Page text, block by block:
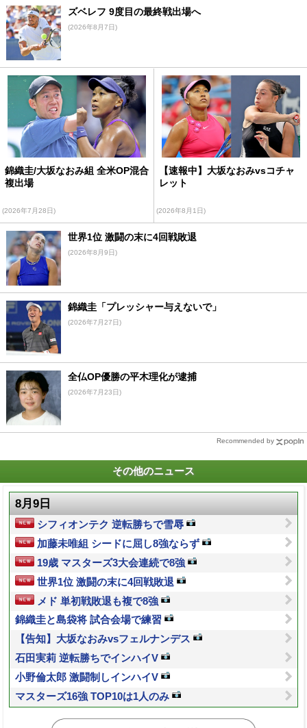
ズベレフ 9度目の最終戦出場へ
(2026年8月7日)
錦織圭/大坂なおみ組 全米OP混合
複出場
(2026年7月28日)
【速報中】大坂なおみvsコチャ
レット
(2026年8月1日)
世界1位 激闘の末に4回戦敗退
(2026年8月9日)
錦織圭「プレッシャー与えないで」
(2026年7月27日)
全仏OP優勝の平木理化が逮捕
(2026年7月23日)
Recommended by
その他のニュース
8月9日
シフィオンテク 逆転勝ちで雪辱
加藤未唯組 シードに屈し8強ならず
19歳 マスターズ3大会連続で8強
世界1位 激闘の末に4回戦敗退
メド 単初戦敗退も複で8強
錦織圭と島袋将 試合会場で練習
【告知】大坂なおみvsフェルナンデス
石田実莉 逆転勝ちでインハイV
小野倫太郎 激闘制しインハイV
マスターズ16強 TOP10は1人のみ